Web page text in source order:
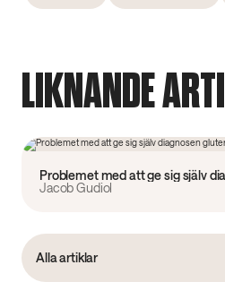
LIKNANDE
Problemet med att ge sig själv
Jacob Gudiol
Alla artiklar